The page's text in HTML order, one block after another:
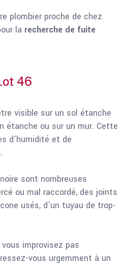
plombier proche de chez
la recherche de fuite
46
visible sur un sol étanche
étanche ou sur un mur. Cette
d’humidité et de
sont nombreuses
ou mal raccordé, des joints
usés, d’un tuyau de trop-
improvisez pas
vous urgemment à un